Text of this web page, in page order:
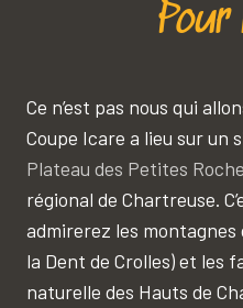
Ce n’est pas nous qui
Coupe Icare a lieu sur un
Plateau des Petites
régional de Chartreuse.
admirerez les
la Dent de Crolles) et les
naturelle des Hauts de